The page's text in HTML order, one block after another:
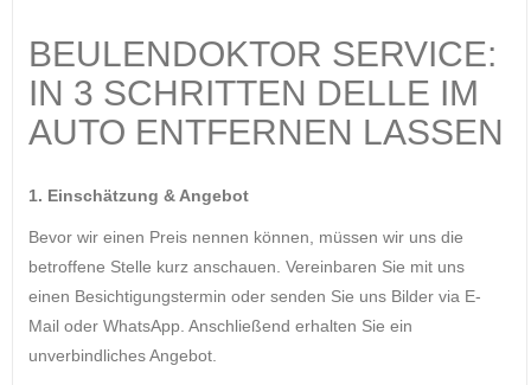
BEULENDOKTOR SERVICE:
IN 3 SCHRITTEN DELLE IM
AUTO ENTFERNEN LASSEN
1. Einschätzung & Angebot
Bevor wir einen Preis nennen können, müssen wir uns die
betroffene Stelle kurz anschauen. Vereinbaren Sie mit uns
einen Besichtigungstermin oder senden Sie uns Bilder via E-
Mail oder WhatsApp. Anschließend erhalten Sie ein
unverbindliches Angebot.